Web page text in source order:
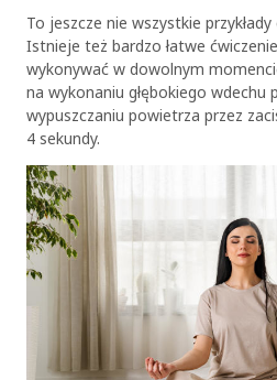
To jeszcze nie wszystkie
Istnieje też bardzo łatwe
wykonywać w dowolnym
na wykonaniu głębokiego wdechu
wypuszczaniu powietrza przez
4 sekundy.